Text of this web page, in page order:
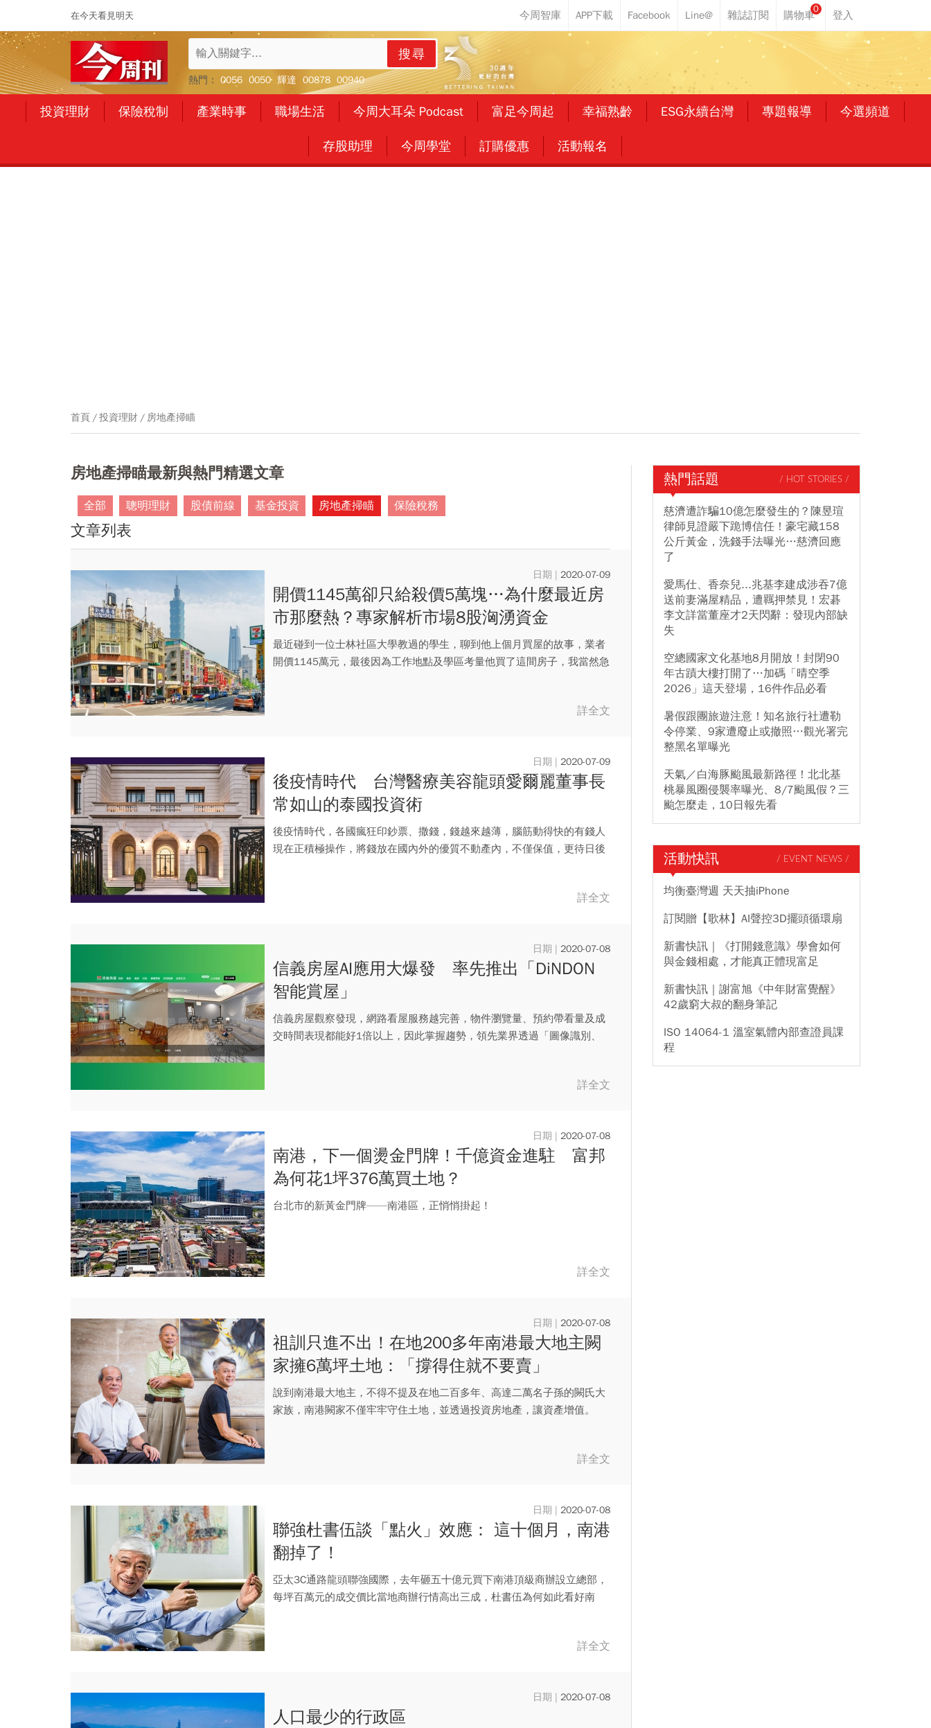
在今天看見明天
0
搜尋
熱門： 0056 0050 輝達 00878 00940
投資理財 保險稅制 產業時事 職場生活 今周大耳朵 Podcast 富足今周起 幸福熟齡 ESG永續台灣 專題報導 今選頻道
存股助理 今周學堂 訂購優惠 活動報名
首頁 投資理財 房地產掃瞄
房地產掃瞄最新與熱門精選文章
全部 聰明理財 股債前線 基金投資 房地產掃瞄 保險稅務
文章列表
2020-07-09
開價1145萬卻只給殺價5萬塊…為什麼最近房
市那麼熱？專家解析市場8股洶湧資金
最近碰到一位士林社區大學教過的學生，聊到他上個月買屋的故事，業者
開價1145萬元，最後因為工作地點及學區考量他買了這間房子，我當然急
詳全文
2020-07-09
後疫情時代 台灣醫療美容龍頭愛爾麗董事長
常如山的泰國投資術
後疫情時代，各國瘋狂印鈔票、撒錢，錢越來越薄，腦筋動得快的有錢人
現在正積極操作，將錢放在國內外的優質不動產內，不僅保值，更待日後
詳全文
2020-07-08
信義房屋AI應用大爆發 率先推出「DiNDON
智能賞屋」
信義房屋觀察發現，網路看屋服務越完善，物件瀏覽量、預約帶看量及成
交時間表現都能好1倍以上，因此掌握趨勢，領先業界透過「圖像識別、
詳全文
2020-07-08
南港，下一個燙金門牌！千億資金進駐 富邦
為何花1坪376萬買土地？
台北市的新黃金門牌——南港區，正悄悄掛起！
詳全文
2020-07-08
祖訓只進不出！在地200多年南港最大地主闕
家擁6萬坪土地：「撐得住就不要賣」
說到南港最大地主，不得不提及在地二百多年、高達二萬名子孫的闕氏大
家族，南港闕家不僅牢牢守住土地，並透過投資房地產，讓資產增值。
詳全文
2020-07-08
聯強杜書伍談「點火」效應： 這十個月，南港
翻掉了！
亞太3C通路龍頭聯強國際，去年砸五十億元買下南港頂級商辦設立總部，
每坪百萬元的成交價比當地商辦行情高出三成，杜書伍為何如此看好南
詳全文
2020-07-08
人口最少的行政區
熱門話題 / HOT STORIES /
慈濟遭詐騙10億怎麼發生的？陳昱瑄
律師見證嚴下跪博信任！豪宅藏158
公斤黃金，洗錢手法曝光…慈濟回應
了
愛馬仕、香奈兒...兆基李建成涉吞7億
送前妻滿屋精品，遭羈押禁見！宏碁
李文詳當董座才2天閃辭：發現內部缺
失
空總國家文化基地8月開放！封閉90
年古蹟大樓打開了…加碼「晴空季
2026」這天登場，16件作品必看
暑假跟團旅遊注意！知名旅行社遭勒
令停業、9家遭廢止或撤照…觀光署完
整黑名單曝光
天氣／白海豚颱風最新路徑！北北基
桃暴風圈侵襲率曝光、8/7颱風假？三
颱怎麼走，10日報先看
活動快訊 / EVENT NEWS /
均衡臺灣週 天天抽iPhone
訂閱贈【歌林】AI聲控3D擺頭循環扇
新書快訊｜《打開錢意識》學會如何
與金錢相處，才能真正體現富足
新書快訊｜謝富旭《中年財富覺醒》
42歲窮大叔的翻身筆記
ISO 14064-1 溫室氣體內部查證員課
程